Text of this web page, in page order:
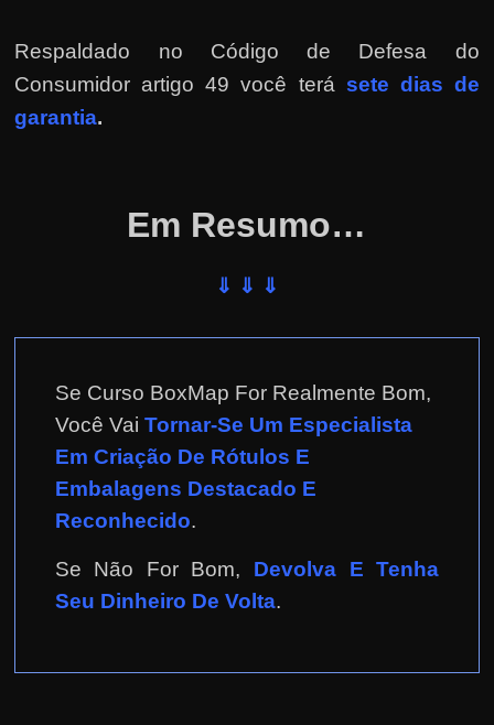
n
e
t
m
Respaldado no Código de Defesa do
Consumidor artigo 49 você terá sete dias de
garantia.
Em Resumo…
⇓ ⇓ ⇓
Se Curso BoxMap For Realmente Bom,
Você Vai Tornar-Se Um Especialista
Em Criação De Rótulos E
Embalagens Destacado E
Reconhecido.
Se Não For Bom, Devolva E Tenha
Seu Dinheiro De Volta.